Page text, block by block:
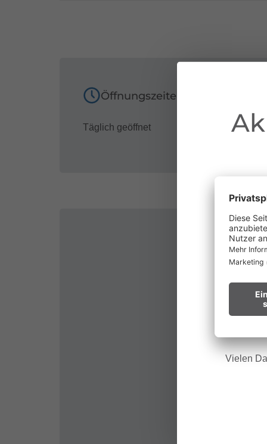
Öffnungszeiten
Täglich geöffnet
Wir
Hinweis
Vielen